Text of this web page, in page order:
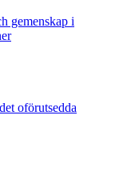
gemenskap i
oförutsedda